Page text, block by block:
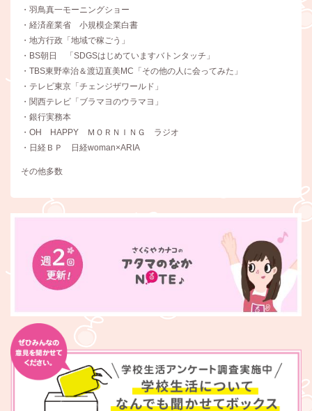
・羽鳥真一モーニングショー
・経済産業省 小規模企業白書
・地方行政「地域で稼ごう」
・BS朝日 「SDGSはじめていますバトンタッチ」
・TBS東野幸治＆渡辺直美MC「その他の人に会ってみた」
・テレビ東京「チェンジザワールド」
・関西テレビ「ブラマヨのウラマヨ」
・銀行実務本
・OH HAPPY ＭＯＲＮＩＮＧ ラジオ
・日経ＢＰ 日経woman×ARIA
その他多数